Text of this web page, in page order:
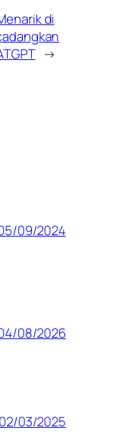
di
→
09/2024
08/2026
02/03/2025